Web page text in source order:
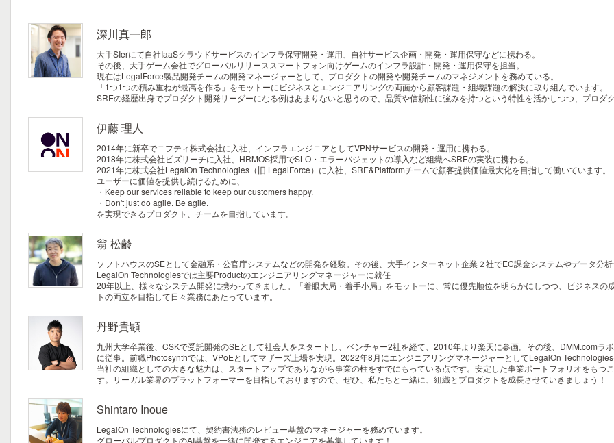
深川真一郎
大手SIerにて自社IaaSクラウドサービスのインフラ保守開発・運用、自社サービス企画・開発・運用保守などに携わる。
その後、大手ゲーム会社でグローバルリリーススマートフォン向けゲームのインフラ設計・開発・運用保守を担当。
現在はLegalForce製品開発チームの開発マネージャーとして、プロダクトの開発や開発チームのマネジメントを務めている。
「1つ1つの積み重ねが最高を作る」をモットーにビジネスとエンジニアリングの両面から顧客課題・組織課題の解決に取り組んでいます。
SREの経歴出身でプロダクト開発リーダーになる例はあまりないと思うので、品質や信頼性に強みを持つという特性を活かしつつ、プロダ
伊藤 理人
2014年に新卒でニフティ株式会社に入社、インフラエンジニアとしてVPNサービスの開発・運用に携わる。
2018年に株式会社ビズリーチに入社、HRMOS採用でSLO・エラーバジェットの導入など組織へSREの実装に携わる。
2021年に株式会社LegalOn Technologies（旧 LegalForce）に入社、SRE&Platformチームで顧客提供価値最大化を目指して働いています。
ユーザーに価値を提供し続けるために、
・Keep our services reliable to keep our customers happy.
・Don't just do agile. Be agile.
を実現できるプロダクト、チームを目指しています。
翁 松齢
ソフトハウスのSEとして金融系・公官庁システムなどの開発を経験。その後、大手インターネット企業２社でEC課金システムやデータ分
LegalOn Technologiesでは主要Productのエンジニアリングマネージャーに就任
20年以上、様々なシステム開発に携わってきました。「着眼大局・着手小局」をモットーに、常に優先順位を明らかにしつつ、ビジネス
トの両立を目指して日々業務にあたっています。
丹野貴顕
九州大学卒業後、CSKで受託開発のSEとして社会人をスタートし、ベンチャー2社を経て、2010年より楽天に参画。その後、DMM.comラ
に従事。前職Photosynthでは、VPoEとしてマザーズ上場を実現。2022年8月にエンジニアリングマネージャーとしてLegalOn Technologies
当社の組織としての大きな魅力は、スタートアップでありながら事業の柱をすでにもっている点です。安定した事業ポートフォリオをも
す。リーガル業界のプラットフォーマーを目指しておりますので、ぜひ、私たちと一緒に、組織とプロダクトを成長させていきましょう！
Shintaro Inoue
LegalOn Technologiesにて、契約書法務のレビュー基盤のマネージャーを務めています。
グローバルプロダクトのAI基盤を一緒に開発するエンジニアを募集しています！